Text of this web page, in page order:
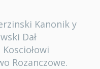
Kanonik y
Dał
Rozanczowe.